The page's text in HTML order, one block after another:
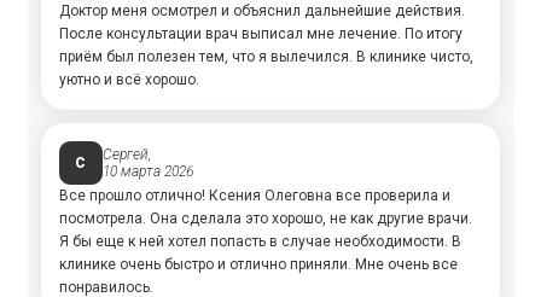
Доктор меня осмотрел и объяснил дальнейшие действия.
После консультации врач выписал мне лечение. По итогу
приём был полезен тем, что я вылечился. В клинике чисто,
уютно и всё хорошо.
С
Сергей,
10 марта 2026
Все прошло отлично! Ксения Олеговна все проверила и
посмотрела. Она сделала это хорошо, не как другие врачи.
Я бы еще к ней хотел попасть в случае необходимости. В
клинике очень быстро и отлично приняли. Мне очень все
понравилось.